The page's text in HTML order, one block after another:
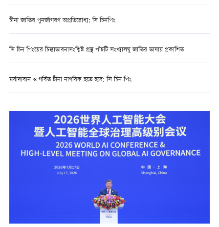
চীনা জাতির পুনর্জাগরণ অপ্রতিরোধ্য: সি চিনপিং
সি চিন পিংয়ের চিন্তাভাবনাসংশ্লিষ্ট গ্রন্থ পাঁচটি সংখ্যালঘু জাতির ভাষায় প্রকাশিত
মর্যাদাবান ও গর্বিত চীনা নাগরিক হতে হবে: সি চিন পিং